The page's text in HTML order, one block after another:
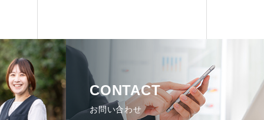
CONTACT
お問い合わせ